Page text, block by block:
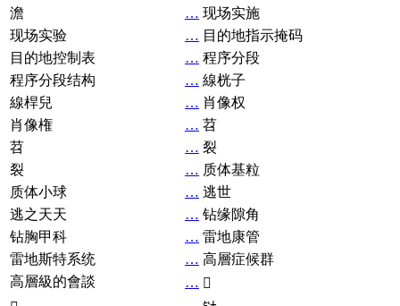
澹
… 现场实施
现场实验
… 目的地指示掩码
目的地控制表
… 程序分段
程序分段结构
… 線桄子
線桿兒
… 肖像权
肖像権
… 苕
苕
… 裂
裂
… 质体基粒
质体小球
… 逃世
逃之天天
… 钻缘隙角
钻胸甲科
… 雷地康管
雷地斯特系统
… 高層症候群
高層級的會談
… 𧘞